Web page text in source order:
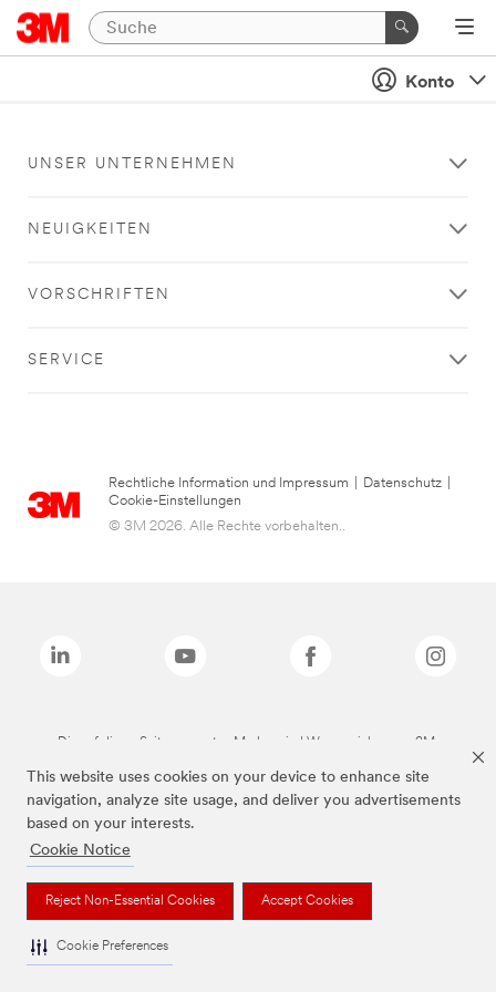
This website uses cookies on your device to enhance site
navigation, analyze site usage, and deliver you advertisements
based on your interests.
Cookie Notice
Reject Non-Essential Cookies Accept Cookies
Cookie Preferences
Konto
UNSER UNTERNEHMEN
NEUIGKEITEN
VORSCHRIFTEN
SERVICE
Rechtliche Information und Impressum Datenschutz
Cookie-Einstellungen
© 3M 2026. Alle Rechte vorbehalten..
Die auf dieser Seite genannten Marken sind Warenzeichen von 3M.